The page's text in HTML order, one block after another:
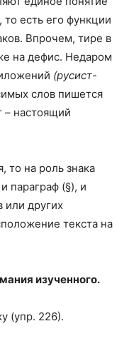
, то есть его функции
Впрочем, тире в
на дефис. Недаром
(русист-
слов пишется
– настоящий
то на роль знака
параграф (§), и
или других
текста на
изученного.
(упр. 226).